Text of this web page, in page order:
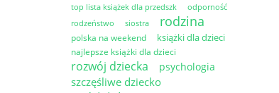
top lista książek dla przedszk
odporność
rodzeństwo
siostra rodzina
polska na weekend książki dla dzieci
najlepsze książki dla dzieci
rozwój dziecka psychologia
szczęśliwe dziecko